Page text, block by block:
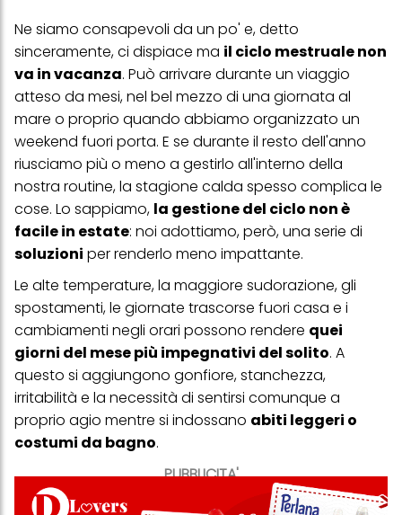
PUBBLICITA'
Ne siamo consapevoli da un po' e, detto
sinceramente, ci dispiace ma il ciclo mestruale non
va in vacanza. Può arrivare durante un viaggio
atteso da mesi, nel bel mezzo di una giornata al
mare o proprio quando abbiamo organizzato un
weekend fuori porta. E se durante il resto dell'anno
riusciamo più o meno a gestirlo all'interno della
nostra routine, la stagione calda spesso complica le
cose. Lo sappiamo, la gestione del ciclo non è
facile in estate: noi adottiamo, però, una serie di
soluzioni per renderlo meno impattante.
Le alte temperature, la maggiore sudorazione, gli
spostamenti, le giornate trascorse fuori casa e i
cambiamenti negli orari possono rendere quei
giorni del mese più impegnativi del solito. A
questo si aggiungono gonfiore, stanchezza,
irritabilità e la necessità di sentirsi comunque a
proprio agio mentre si indossano abiti leggeri o
costumi da bagno.